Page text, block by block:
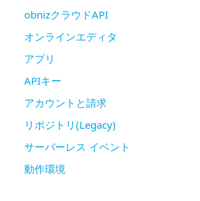
obnizクラウドAPI
オンラインエディタ
アプリ
APIキー
アカウントと請求
リポジトリ(Legacy)
サーバーレス イベント
動作環境